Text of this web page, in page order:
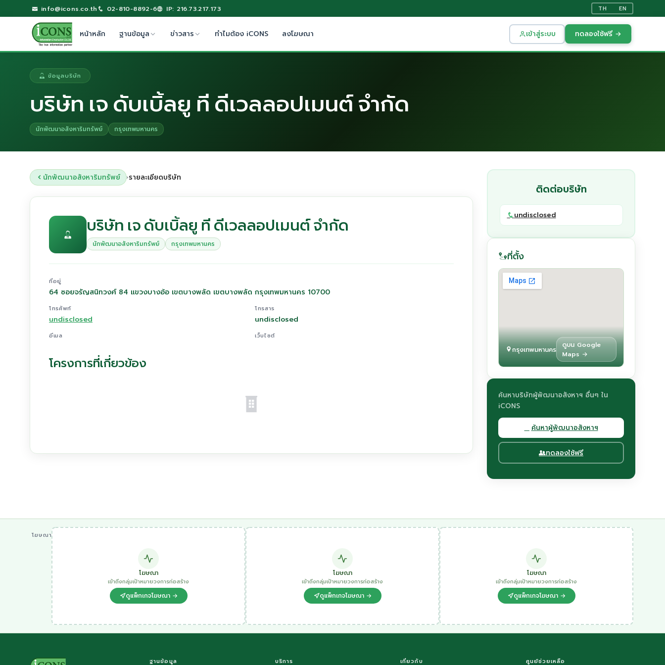
info@icons.co.th 02-810-8892-6 IP: 216.73.217.173 TH EN
หน้าหลัก ฐานข้อมูล ข่าวสาร ทำไมต้อง iCONS ลงโฆษณา เข้าสู่ระบบ ทดลองใช้ฟรี →
ข้อมูลบริษัท
บริษัท เจ ดับเบิ้ลยู ที ดีเวลลอปเมนต์ จำกัด
นักพัฒนาอสังหาริมทรัพย์ กรุงเทพมหานคร
นักพัฒนาอสังหาริมทรัพย์ ›รายละเอียดบริษัท
บริษัท เจ ดับเบิ้ลยู ที ดีเวลลอปเมนต์ จำกัด
นักพัฒนาอสังหาริมทรัพย์ กรุงเทพมหานคร
ที่อยู่
64 ซอยจรัญสนิทวงศ์ 84 แขวงบางอ้อ เขตบางพลัด เขตบางพลัด กรุงเทพมหานคร 10700
โทรศัพท์
undisclosed
โทรสาร
undisclosed
อีเมล เว็บไซต์
โครงการที่เกี่ยวข้อง
ติดต่อบริษัท
undisclosed
ที่ตั้ง
กรุงเทพมหานคร
ดูบน Google
Maps →
ค้นหาบริษัทผู้พัฒนาอสังหาฯ อื่นๆ ใน
iCONS
ค้นหาผู้พัฒนาอสังหาฯ
ทดลองใช้ฟรี
โฆษณา
โฆษณา
เข้าถึงกลุ่มเป้าหมายวงการก่อสร้าง
ดูแพ็กเกจโฆษณา →
โฆษณา
เข้าถึงกลุ่มเป้าหมายวงการก่อสร้าง
ดูแพ็กเกจโฆษณา →
โฆษณา
เข้าถึงกลุ่มเป้าหมายวงการก่อสร้าง
ดูแพ็กเกจโฆษณา →
ฐานข้อมูล บริการ เกี่ยวกับ ศูนย์ช่วยเหลือ